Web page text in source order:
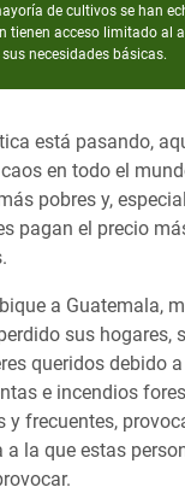
de cultivos se han
tienen acceso limitado al
necesidades básicas.
está pasando,
en todo el
pobres y,
pagan el precio
a Guatemala,
sus hogares,
queridos debido
e incendios
y frecuentes,
la que estas